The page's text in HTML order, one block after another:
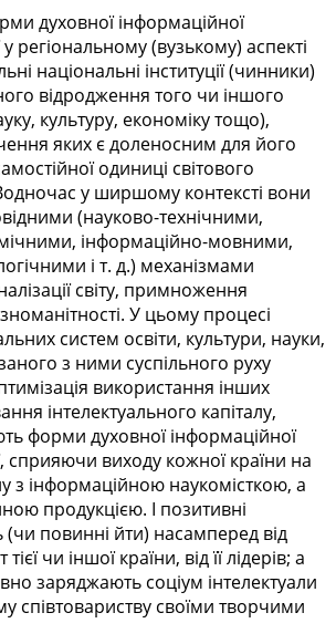
духовної інформаційної
у регіональному (вузькому) аспекті
національні інституції (чинники)
відродження того чи іншого
культуру, економіку тощо),
яких є доленосним для його
одиниці світового
у ширшому контексті вони
(науково-технічними,
інформаційно-мовними,
і т. д.) механізмами
світу, примноження
У цьому процесі
систем освіти, культури, науки,
з ними суспільного руху
використання інших
інтелектуального капіталу,
форми духовної інформаційної
сприяючи виходу кожної країни на
з інформаційною наукомісткою, а
продукцією. І позитивні
(чи повинні йти) насамперед від
чи іншої країни, від її лідерів; а
заряджають соціум інтелектуали
співтовариству своїми творчими